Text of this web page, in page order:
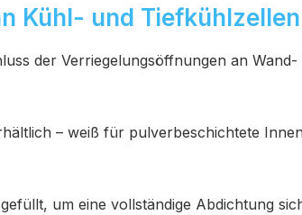
Kühl- und
der Verriegelungsöffnungen an
– weiß für pulverbeschichtete
um eine vollständige Abdichtung